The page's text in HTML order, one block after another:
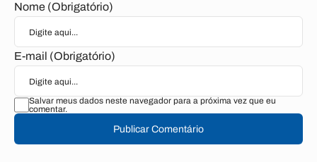
Nome (Obrigatório)
E-mail (Obrigatório)
Salvar meus dados neste navegador para a próxima vez que eu
comentar.
Publicar Comentário